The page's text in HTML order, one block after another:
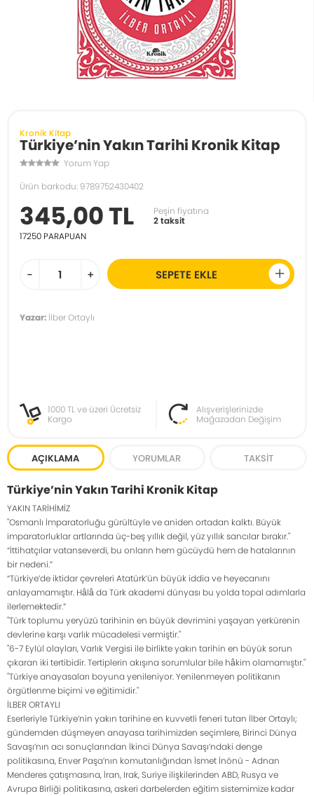
Kronik Kitap
Türkiye’nin Yakın Tarihi Kronik Kitap
Yorum Yap
Ürün barkodu: 9789752430402
345,00 TL
Peşin fiyatına
2 taksit
17250 PARAPUAN
- + SEPETE EKLE
Yazar: İlber Ortaylı
1000 TL ve üzeri Ücretsiz
Kargo
Alışverişlerinizde
Mağazadan Değişim
AÇIKLAMA YORUMLAR TAKSIT
Türkiye’nin Yakın Tarihi Kronik Kitap
YAKIN TARİHİMİZ
"Osmanlı İmparatorluğu gürültüyle ve aniden ortadan kalktı. Büyük
imparatorluklar artlarında üç-beş yıllık değil, yüz yıllık sancılar bırakır."
“İttihatçılar vatanseverdi, bu onların hem gücüydü hem de hatalarının
bir nedeni.”
“Türkiye’de iktidar çevreleri Atatürk’ün büyük iddia ve heyecanını
anlayamamıştır. Hâlâ da Türk akademi dünyası bu yolda topal adımlarla
ilerlemektedir.”
"Türk toplumu yeryüzü tarihinin en büyük devrimini yaşayan yerkürenin
devlerine karşı varlık mücadelesi vermiştir."
"6-7 Eylül olayları, Varlık Vergisi ile birlikte yakın tarihin en büyük sorun
çıkaran iki tertibidir. Tertiplerin akışına sorumlular bile hâkim olamamıştır."
"Türkiye anayasaları boyuna yenileniyor. Yenilenmeyen politikanın
örgütlenme biçimi ve eğitimidir."
İLBER ORTAYLI
Eserleriyle Türkiye’nin yakın tarihine en kuvvetli feneri tutan İlber Ortaylı;
gündemden düşmeyen anayasa tarihimizden seçimlere, Birinci Dünya
Savaşı’nın acı sonuçlarından İkinci Dünya Savaşı’ndaki denge
politikasına, Enver Paşa’nın komutanlığından İsmet İnönü - Adnan
Menderes çatışmasına, İran, Irak, Suriye ilişkilerinden ABD, Rusya ve
Avrupa Birliği politikasına, askeri darbelerden eğitim sistemimize kadar